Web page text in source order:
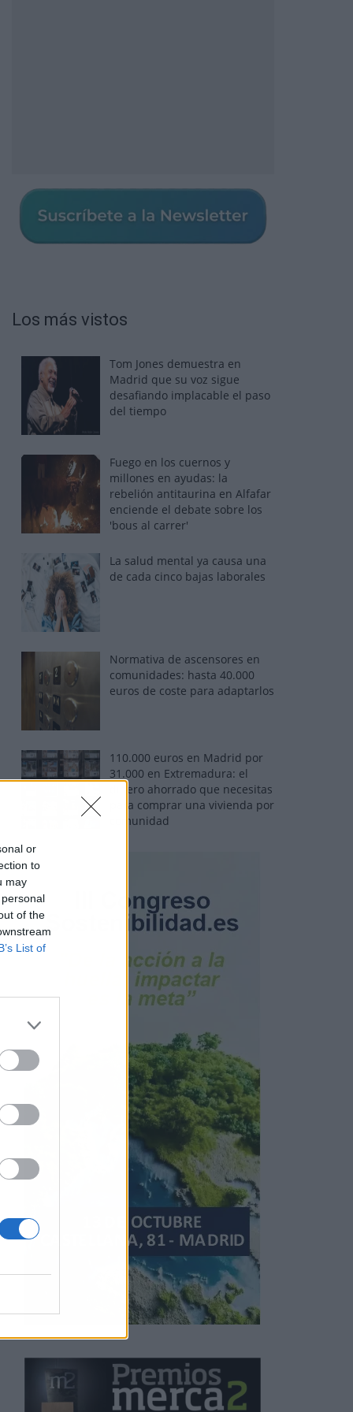
or
to
may
of the
List of
Los más vistos
Tom Jones demuestra en
Madrid que su voz sigue
desafiando implacable el paso
del tiempo
Fuego en los cuernos y
millones en ayudas: la
rebelión antitaurina en Alfafar
enciende el debate sobre los
'bous al carrer'
La salud mental ya causa una
de cada cinco bajas laborales
Normativa de ascensores en
comunidades: hasta 40.000
euros de coste para adaptarlos
110.000 euros en Madrid por
31.000 en Extremadura: el
dinero ahorrado que necesitas
para comprar una vivienda por
comunidad